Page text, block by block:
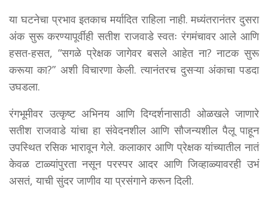
या घटनेचा प्रभाव इतकाच मर्यादित राहिला नाही. मध्यंतरानंतर दुसरा
अंक सुरू करण्यापूर्वीही सतीश राजवाडे स्वतः रंगमंचावर आले आणि
हसत-हसत, “सगळे प्रेक्षक जागेवर बसले आहेत ना? नाटक सुरू
करूया का?” अशी विचारणा केली. त्यानंतरच दुसऱ्या अंकाचा पडदा
उघडला.
रंगभूमीवर उत्कृष्ट अभिनय आणि दिग्दर्शनासाठी ओळखले जाणारे
सतीश राजवाडे यांचा हा संवेदनशील आणि सौजन्यशील पैलू पाहून
उपस्थित रसिक भारावून गेले. कलाकार आणि प्रेक्षक यांच्यातील नातं
केवळ टाळ्यांपुरता नसून परस्पर आदर आणि जिव्हाळ्यावरही उभं
असतं, याची सुंदर जाणीव या प्रसंगाने करून दिली.